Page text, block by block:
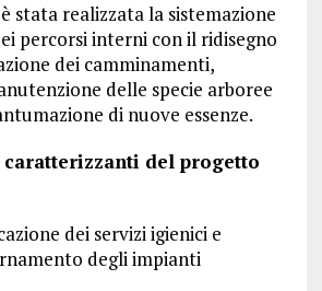
stata realizzata la sistemazione
percorsi interni con il ridisegno
dei camminamenti,
delle specie arboree
di nuove essenze.
del progetto
dei servizi igienici e
degli impianti